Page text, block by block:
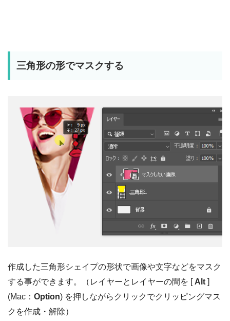
三角形の形でマスクする
作成した三角形シェイプの形状で画像や文字などをマスク
する事ができます。（レイヤーとレイヤーの間を [ Alt ]
(Mac： Option) を押しながらクリックでクリッピングマス
クを作成・解除）